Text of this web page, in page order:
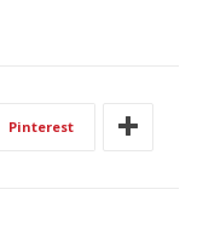
Pinterest